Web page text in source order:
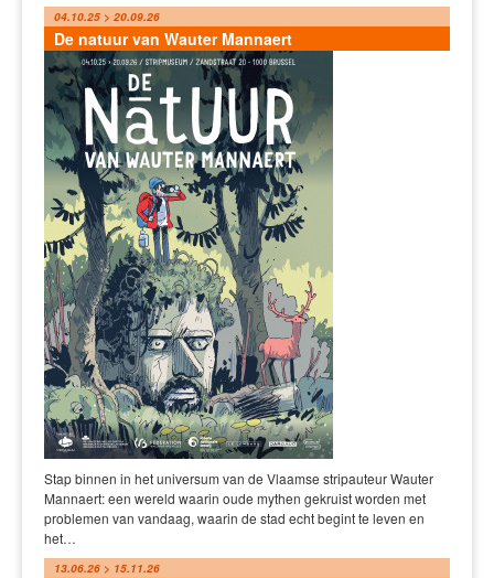
04.10.25 > 20.09.26
De natuur van Wauter Mannaert
Stap binnen in het universum van de Vlaamse stripauteur Wauter
Mannaert: een wereld waarin oude mythen gekruist worden met
problemen van vandaag, waarin de stad echt begint te leven en
het…
13.06.26 > 15.11.26